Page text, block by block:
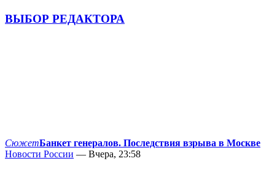
ВЫБОР РЕДАКТОРА
СюжетБанкет генералов. Последствия взрыва в Москве
Новости России — Вчера, 23:58